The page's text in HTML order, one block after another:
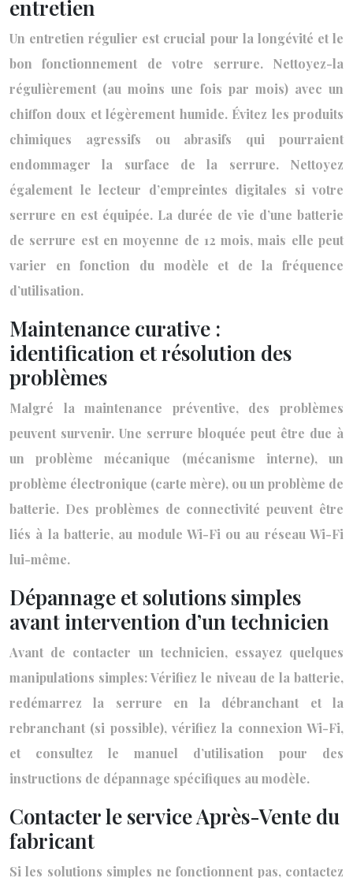
entretien
Un entretien régulier est crucial pour la longévité et le
bon fonctionnement de votre serrure. Nettoyez-la
régulièrement (au moins une fois par mois) avec un
chiffon doux et légèrement humide. Évitez les produits
chimiques agressifs ou abrasifs qui pourraient
endommager la surface de la serrure. Nettoyez
également le lecteur d’empreintes digitales si votre
serrure en est équipée. La durée de vie d’une batterie
de serrure est en moyenne de 12 mois, mais elle peut
varier en fonction du modèle et de la fréquence
d’utilisation.
Maintenance curative :
identification et résolution des
problèmes
Malgré la maintenance préventive, des problèmes
peuvent survenir. Une serrure bloquée peut être due à
un problème mécanique (mécanisme interne), un
problème électronique (carte mère), ou un problème de
batterie. Des problèmes de connectivité peuvent être
liés à la batterie, au module Wi-Fi ou au réseau Wi-Fi
lui-même.
Dépannage et solutions simples
avant intervention d’un technicien
Avant de contacter un technicien, essayez quelques
manipulations simples: Vérifiez le niveau de la batterie,
redémarrez la serrure en la débranchant et la
rebranchant (si possible), vérifiez la connexion Wi-Fi,
et consultez le manuel d’utilisation pour des
instructions de dépannage spécifiques au modèle.
Contacter le service Après-Vente du
fabricant
Si les solutions simples ne fonctionnent pas, contactez